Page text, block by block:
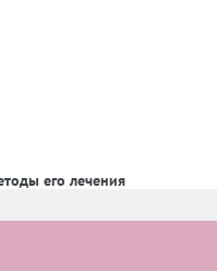
его лечения